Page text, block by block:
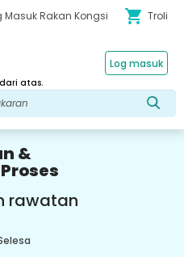
Masuk Rakan Kongsi shopping_cart Troli
atas.
Log masuk
&
rawatan